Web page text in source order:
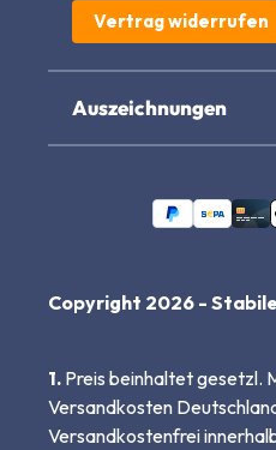
Vertrag widerrufen
Auszeichnungen
Copyright 2026 -
1. Preis beinhaltet gesetzl.
Versandkosten
Versandkostenfrei